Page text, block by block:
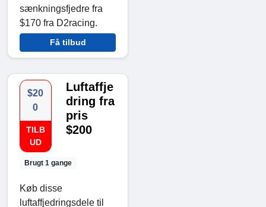
sænkningsfjedre fra
$170 fra D2racing.
Få tilbud
$20
0
TILB
UD
Brugt 1 gange
Luftaffje
dring fra
pris
$200
Køb disse
luftaffjedringsdele til